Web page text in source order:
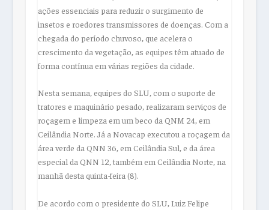
ações essenciais para reduzir o surgimento de
insetos e roedores transmissores de doenças. Com a
chegada do período chuvoso, que acelera o
crescimento da vegetação, as equipes têm atuado de
forma contínua em várias regiões da cidade.
Nesta semana, equipes do SLU, com o suporte de
tratores e maquinário pesado, realizaram serviços de
roçagem e limpeza em um beco da QNM 24, em
Ceilândia Norte. Já a Novacap executou a roçagem da
área verde da QNN 36, em Ceilândia Sul, e da área
especial da QNN 12, também em Ceilândia Norte, na
manhã desta quinta-feira (8).
De acordo com o presidente do SLU, Luiz Felipe